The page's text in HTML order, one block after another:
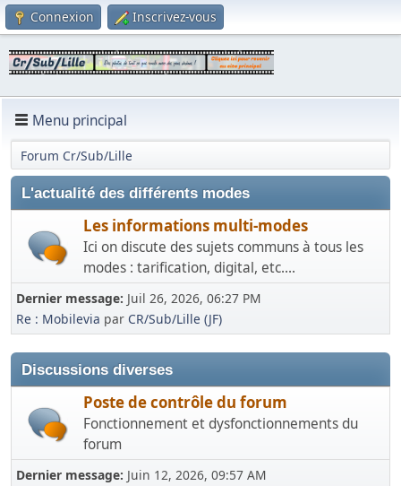
Connexion Inscrivez-vous
Menu principal
Forum Cr/Sub/Lille
L'actualité des différents modes
Les informations multi-modes
Ici on discute des sujets communs à tous les
modes : tarification, digital, etc....
Dernier message: Juil 26, 2026, 06:27 PM
Re : Mobilevia par CR/Sub/Lille (JF)
Discussions diverses
Poste de contrôle du forum
Fonctionnement et dysfonctionnements du
forum
Dernier message: Juin 12, 2026, 09:57 AM